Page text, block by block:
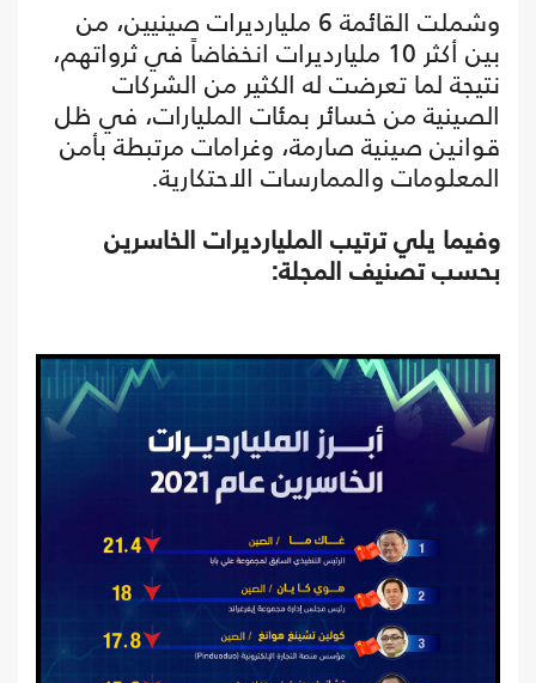
وشملت القائمة 6 مليارديرات صينيين، من
بين أكثر 10 مليارديرات انخفاضاً في ثرواتهم،
نتيجة لما تعرضت له الكثير من الشركات
الصينية من خسائر بمئات المليارات، في ظل
قوانين صينية صارمة، وغرامات مرتبطة بأمن
المعلومات والممارسات الاحتكارية.
وفيما يلي ترتيب المليارديرات الخاسرين
بحسب تصنيف المجلة: